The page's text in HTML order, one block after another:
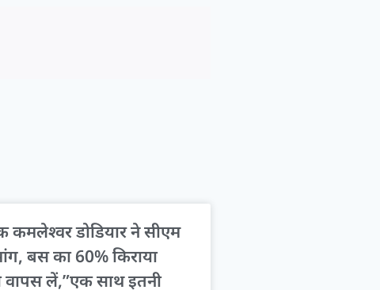
कमलेश्वर डोडियार ने सीएम
बस का 60% किराया
वापस लें,”एक साथ इतनी